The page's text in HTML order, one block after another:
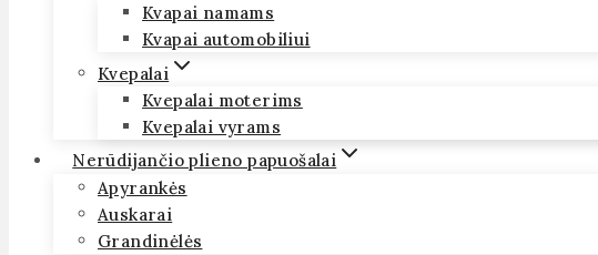
Kvapai namams
Kvapai automobiliui
Kvepalai
Kvepalai moterims
Kvepalai vyrams
Nerūdijančio plieno papuošalai
Apyrankės
Auskarai
Grandinėlės